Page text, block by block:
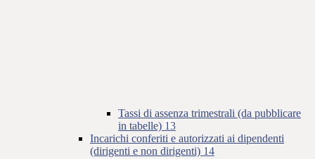
Tassi di assenza trimestrali (da pubblicare
in tabelle) 13
Incarichi conferiti e autorizzati ai dipendenti
(dirigenti e non dirigenti) 14